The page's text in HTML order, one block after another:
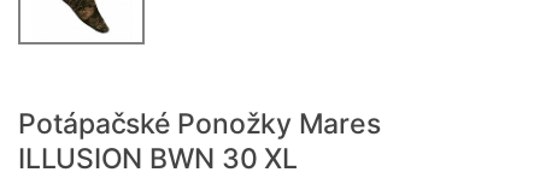
Potápačské Ponožky Mares
ILLUSION BWN 30 XL